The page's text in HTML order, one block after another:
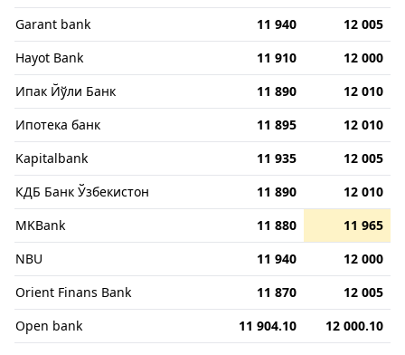
Garant bank
11 940
12 005
Hayot Bank
11 910
12 000
Ипак Йўли Банк
11 890
12 010
Ипотека банк
11 895
12 010
Kapitalbank
11 935
12 005
КДБ Банк Ўзбекистон
11 890
12 010
MKBank
11 880
11 965
NBU
11 940
12 000
Orient Finans Bank
11 870
12 005
Open bank
11 904.10
12 000.10